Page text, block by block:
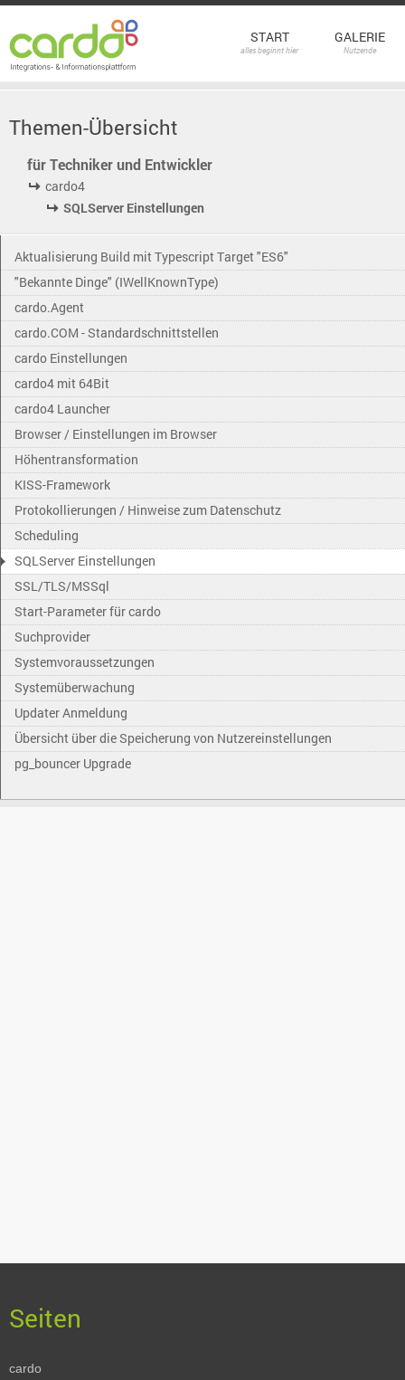
START
alles beginnt hier
GALERIE
Nutzende
Themen-Übersicht
für Techniker und Entwickler
cardo4
SQLServer Einstellungen
Aktualisierung Build mit Typescript Target "ES6"
"Bekannte Dinge" (IWellKnownType)
cardo.Agent
cardo.COM - Standardschnittstellen
cardo Einstellungen
cardo4 mit 64Bit
cardo4 Launcher
Browser / Einstellungen im Browser
Höhentransformation
KISS-Framework
Protokollierungen / Hinweise zum Datenschutz
Scheduling
SQLServer Einstellungen
SSL/TLS/MSSql
Start-Parameter für cardo
Suchprovider
Systemvoraussetzungen
Systemüberwachung
Updater Anmeldung
Übersicht über die Speicherung von Nutzereinstellungen
pg_bouncer Upgrade
cardo